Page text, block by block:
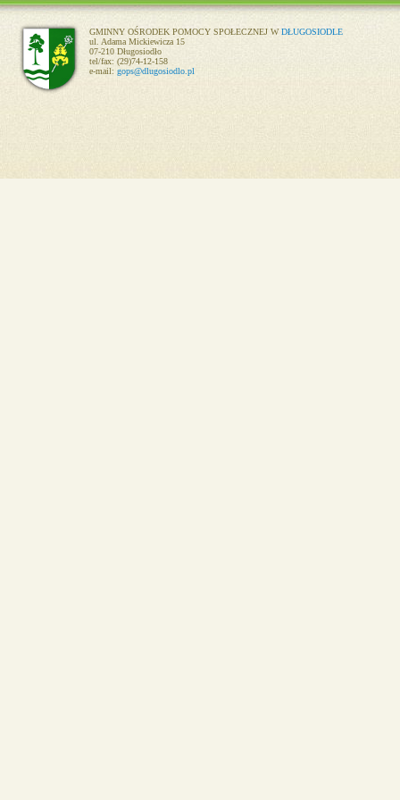
GMINNY OŚRODEK POMOCY SPOŁECZNEJ WDŁUGOSIODLE
ul. Adama Mickiewicza 15
07-210 Długosiodło
tel/fax: (29)74-12-158
e-mail: gops@dlugosiodlo.pl